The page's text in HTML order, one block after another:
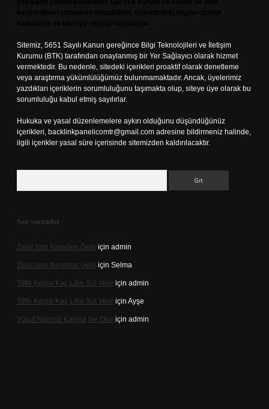
Sitemiz, 5651 Sayılı Kanun gereğince Bilgi Teknolojileri ve İletişim
Kurumu (BTK) tarafından onaylanmış bir Yer Sağlayıcı olarak hizmet
vermektedir. Bu nedenle, sitedeki içerikleri proaktif olarak denetleme
veya araştırma yükümlülüğümüz bulunmamaktadır. Ancak, üyelerimiz
yazdıkları içeriklerin sorumluluğunu taşımakta olup, siteye üye olarak bu
sorumluluğu kabul etmiş sayılırlar.
Hukuka ve yasal düzenlemelere aykırı olduğunu düşündüğünüz
içerikleri, backlinkpanelicomtr@gmail.com adresine bildirmeniz halinde,
ilgili içerikler yasal süre içerisinde sitemizden kaldırılacaktır.
Son yorumlar
Zelal Ismi Nereden Gelir için admin
Zelal Ismi Nereden Gelir için Selma
Tiftik Keçisi Kaç Litre Süt Verir için admin
Tiftik Keçisi Kaç Litre Süt Verir için Ayşe
Vücut Nemsiz Kalırsa Ne Olur için admin